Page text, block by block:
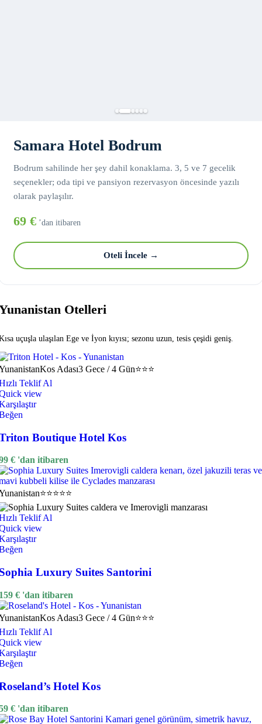
Samara Hotel Bodrum
Bodrum sahilinde her şey dahil konaklama. 3, 5 ve 7 gecelik
seçenekler; oda tipi ve pansiyon rezervasyon öncesinde yazılı
olarak paylaşılır.
69 € ’dan itibaren
Oteli İncele →
Otelleri
uçuşla ulaşılan Ege ve İyon kıyısı; sezonu uzun, tesis çeşidi geniş.
Kos Adası3 Gece / 4 Gün⭐⭐⭐
Teklif Al
view
Boutique Hotel Kos
€ 'dan itibaren
⭐⭐⭐⭐⭐
Teklif Al
view
Luxury Suites Santorini
€ 'dan itibaren
Kos Adası3 Gece / 4 Gün⭐⭐⭐
Teklif Al
view
Hotel Kos
€ 'dan itibaren